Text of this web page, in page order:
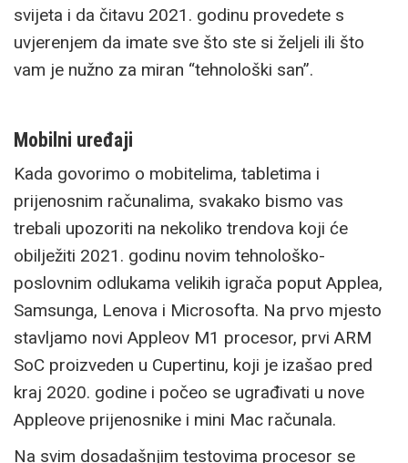
svijeta i da čitavu 2021. godinu provedete s
uvjerenjem da imate sve što ste si željeli ili što
vam je nužno za miran “tehnološki san”.
Mobilni uređaji
Kada govorimo o mobitelima, tabletima i
prijenosnim računalima, svakako bismo vas
trebali upozoriti na nekoliko trendova koji će
obilježiti 2021. godinu novim tehnološko-
poslovnim odlukama velikih igrača poput Applea,
Samsunga, Lenova i Microsofta. Na prvo mjesto
stavljamo novi Appleov M1 procesor, prvi ARM
SoC proizveden u Cupertinu, koji je izašao pred
kraj 2020. godine i počeo se ugrađivati u nove
Appleove prijenosnike i mini Mac računala.
Na svim dosadašnjim testovima procesor se